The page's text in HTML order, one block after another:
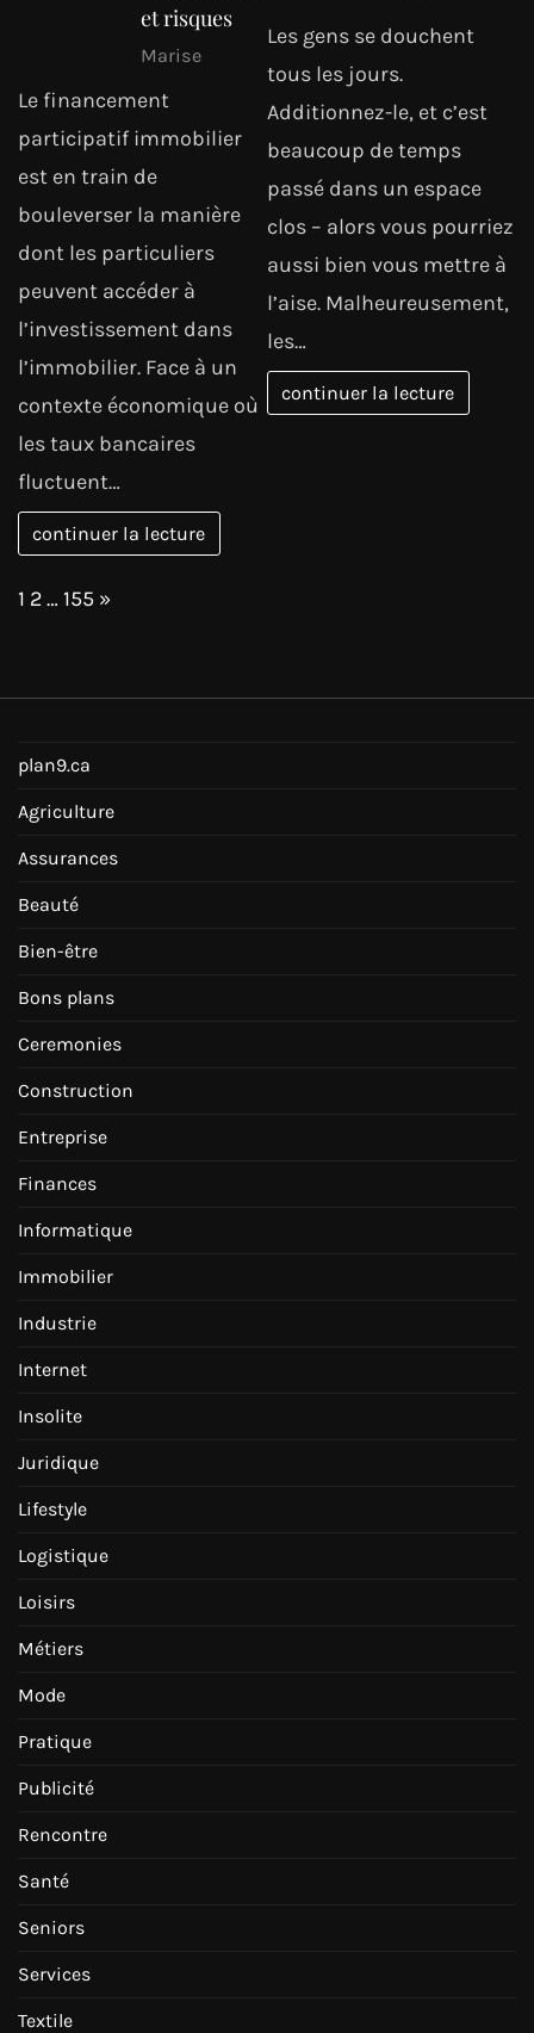
et risques
Marise
Le financement
participatif immobilier
est en train de
bouleverser la manière
dont les particuliers
peuvent accéder à
l’investissement dans
l’immobilier. Face à un
contexte économique où
les taux bancaires
fluctuent…
continuer la lecture
Les gens se douchent
tous les jours.
Additionnez-le, et c’est
beaucoup de temps
passé dans un espace
clos – alors vous pourriez
aussi bien vous mettre à
l’aise. Malheureusement,
les…
continuer la lecture
Page:
1 2…155 Next
»
plan9.ca
Agriculture
Assurances
Beauté
Bien-être
Bons plans
Ceremonies
Construction
Entreprise
Finances
Informatique
Immobilier
Industrie
Internet
Insolite
Juridique
Lifestyle
Logistique
Loisirs
Métiers
Mode
Pratique
Publicité
Rencontre
Santé
Seniors
Services
Textile